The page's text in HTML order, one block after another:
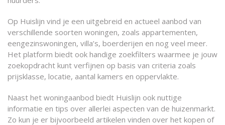
Op Huislijn vind je een uitgebreid en actueel aanbod van
verschillende soorten woningen, zoals appartementen,
eengezinswoningen, villa’s, boerderijen en nog veel meer.
Het platform biedt ook handige zoekfilters waarmee je jouw
zoekopdracht kunt verfijnen op basis van criteria zoals
prijsklasse, locatie, aantal kamers en oppervlakte.
Naast het woningaanbod biedt Huislijn ook nuttige
informatie en tips over allerlei aspecten van de huizenmarkt.
Zo kun je er bijvoorbeeld artikelen vinden over het kopen of